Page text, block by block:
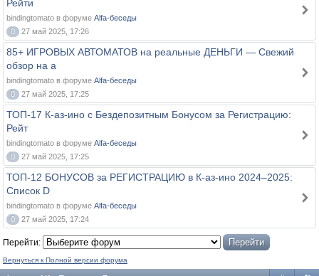
Рейти
bindingtomato в форуме Alfa-беседы
0
27 май 2025, 17:26
85+ ИГРОВЫХ АВТОМАТОВ на реальные ДЕНЬГИ — Свежий
обзор на а
bindingtomato в форуме Alfa-беседы
0
27 май 2025, 17:25
ТОП-17 К-аз-ино с Бездепозитным Бонусом за Регистрацию:
Рейт
bindingtomato в форуме Alfa-беседы
0
27 май 2025, 17:25
ТОП-12 БОНУСОВ за РЕГИСТРАЦИЮ в К-аз-ино 2024–2025:
Список D
bindingtomato в форуме Alfa-беседы
0
27 май 2025, 17:24
Перейти:
Вернуться к Полной версии форума